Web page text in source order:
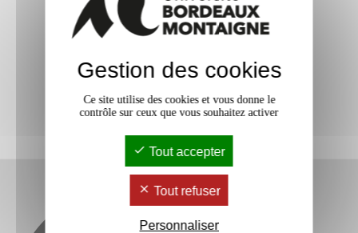
Gestion des cookies
Ce site utilise des cookies et vous donne le
contrôle sur ceux que vous souhaitez activer
Tout accepter
Tout refuser
Personnaliser